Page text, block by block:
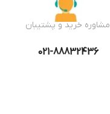
مشاوره خرید و پشتیبان
021-88832436